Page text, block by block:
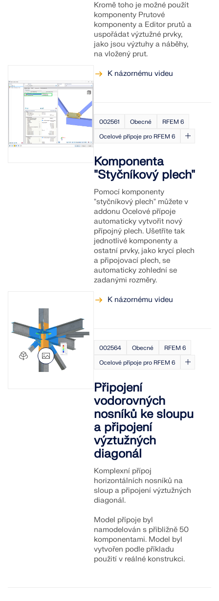
Kromě toho je možné použít
komponenty Prutové
komponenty a Editor prutů a
uspořádat výztužné prvky,
jako jsou výztuhy a náběhy,
na vložený prut.
K názornému videu
002561 Obecné
RFEM 6
Ocelové přípoje pro RFEM 6
Komponenta
"Styčníkový plech"
Pomocí komponenty
"styčníkový plech" můžete v
addonu Ocelové přípoje
automaticky vytvořit nový
přípojný plech. Ušetříte tak
jednotlivé komponenty a
ostatní prvky, jako krycí plech
a připojovací plech, se
automaticky zohlední se
zadanými rozměry.
K názornému videu
002564 Obecné
RFEM 6
Ocelové přípoje pro RFEM 6
Připojení
vodorovných
nosníků ke sloupu
a připojení
výztužných
diagonál
Komplexní přípoj
horizontálních nosníků na
sloup a připojení výztužných
diagonál.
Model přípoje byl
namodelován s přibližně 50
komponentami. Model byl
vytvořen podle příkladu
použití v reálné konstrukci.